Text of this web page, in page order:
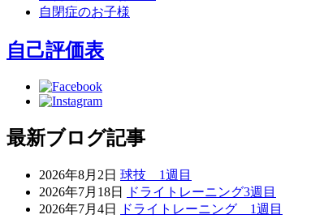
自閉症のお子様
自己評価表
最新ブログ記事
2026年8月2日 球技 1週目
2026年7月18日
ドライトレーニング3週目
2026年7月4日
ドライトレーニング 1週目